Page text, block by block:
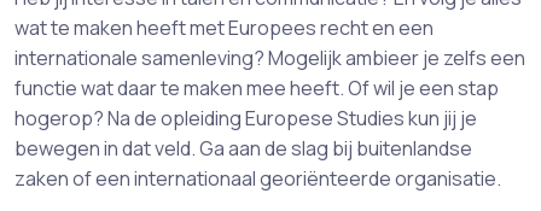
wat te maken heeft met Europees recht en een
internationale samenleving? Mogelijk ambieer je zelfs een
functie wat daar te maken mee heeft. Of wil je een stap
hogerop? Na de opleiding Europese Studies kun jij je
bewegen in dat veld. Ga aan de slag bij buitenlandse
zaken of een internationaal georiënteerde organisatie.